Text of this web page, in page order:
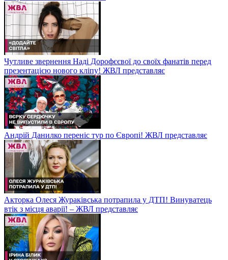
Чутливе звернення Наді Дорофєєвої до своїх фанатів перед
презентацією нового кліпу! ЖВЛ представляє
Андрій Данилко переніс тур по Європі! ЖВЛ представляє
Акторка Олеся Жураківська потрапила у ДТП! Винуватець
втік з місця аварії! – ЖВЛ представляє